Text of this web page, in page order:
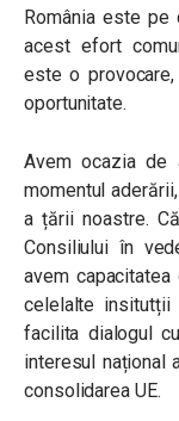
România este pe
acest efort
este o
oportunitate.
Avem ocazia de
momentul
a țării noastre.
Consiliului în
avem
celelalte insitutții
facilita dialogul
interesul național
consolidarea UE.